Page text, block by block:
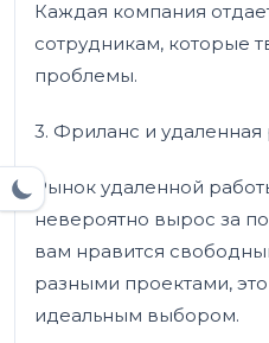
Каждая компания
сотрудникам, которые
проблемы.
3. Фриланс и
Рынок удаленной
невероятно вырос за
вам нравится
разными проектами,
идеальным выбором.